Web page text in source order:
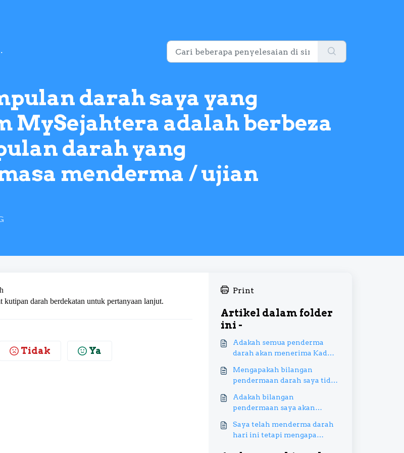
darah saya yang
MySejahtera adalah berbeza
darah yang
menderma / ujian
kutipan darah berdekatan untuk pertanyaan lanjut.
Tidak Ya
Print
Artikel dalam folder
ini -
Adakah semua penderma
darah akan menerima Kad
MySejahtera?
Mengapakah bilangan
pendermaan darah saya tidak
betul?
Adakah bilangan
pendermaan saya akan
hadapan?
Saya telah menderma darah
hari ini tetapi mengapa